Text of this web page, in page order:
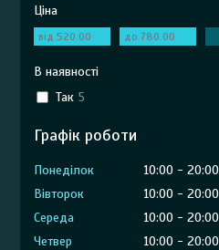
Ціна
В наявності
Так 5
Графік роботи
Понеділок 10:00
20:00
Вівторок
10:00
20:00
Середа
10:00
20:00
Четвер
10:00
20:00